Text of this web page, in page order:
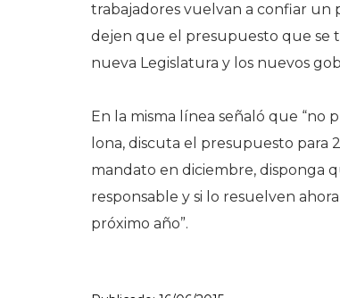
trabajadores vuelvan a confiar un
dejen que el presupuesto que se
nueva Legislatura y los nuevos
En la misma línea señaló que “no
lona, discuta el presupuesto para
mandato en diciembre, disponga
responsable y si lo resuelven
próximo año”.